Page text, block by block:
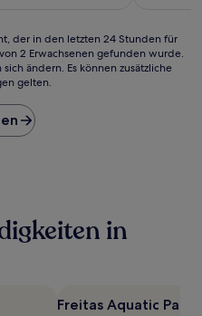
der in den letzten 24 Stunden für
2 Erwachsenen gefunden wurde.
ändern. Es können zusätzliche
gelten.
in
Freitas Aquatic Park